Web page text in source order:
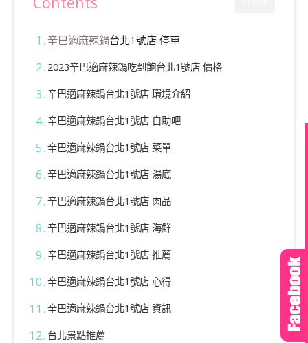
辛巴適麻辣鍋台北1號店 停車
2023辛巴適麻辣鍋吃到飽台北1號店 價格
辛巴適麻辣鍋台北1號店 環境介紹
辛巴適麻辣鍋台北1號店自助吧
辛巴適麻辣鍋台北1號店菜單
辛巴適麻辣鍋台北1號店 湯底
辛巴適麻辣鍋台北1號店肉品
辛巴適麻辣鍋台北1號店海鮮
辛巴適麻辣鍋台北1號店 推薦
辛巴適麻辣鍋台北1號店心得
辛巴適麻辣鍋台北1號店 資訊
台北景點推薦